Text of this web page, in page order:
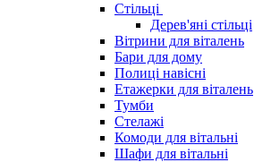
Стільці
Дерев'яні стільці
Вітрини для віталень
Бари для дому
Полиці навісні
Етажерки для віталень
Тумби
Стелажі
Комоди для вітальні
Шафи для вітальні